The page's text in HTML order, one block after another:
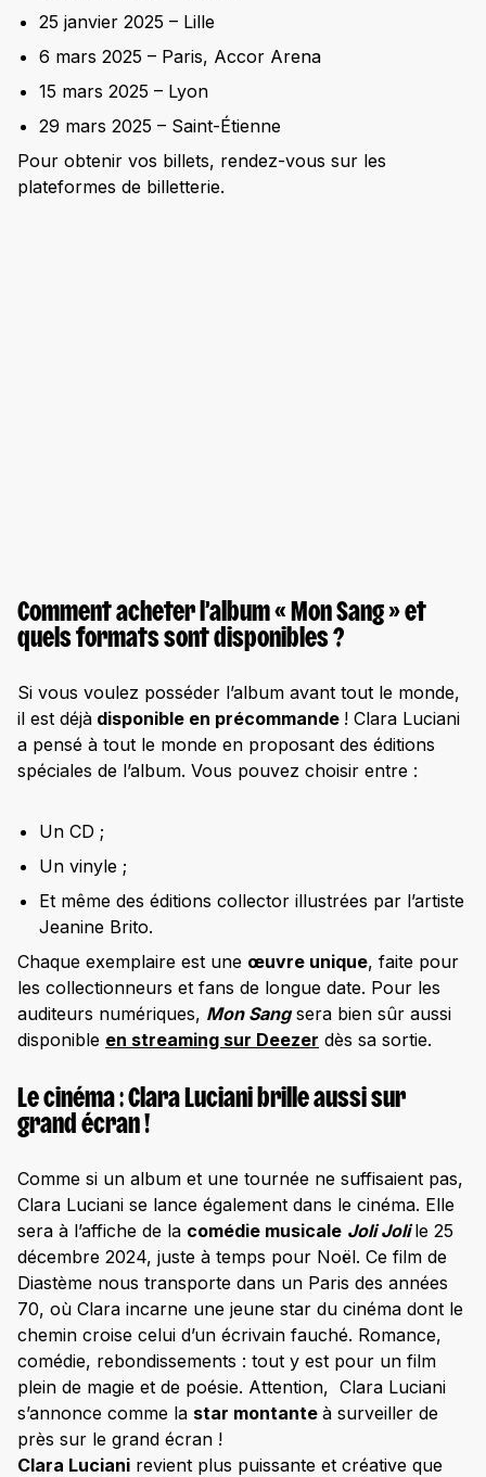
25 janvier 2025 – Lille
6 mars 2025 – Paris, Accor Arena
15 mars 2025 – Lyon
29 mars 2025 – Saint-Étienne
Pour obtenir vos billets, rendez-vous sur les
plateformes de billetterie.
Comment acheter l’album « Mon Sang » et
quels formats sont disponibles ?
Si vous voulez posséder l’album avant tout le monde,
il est déjà disponible en précommande ! Clara Luciani
a pensé à tout le monde en proposant des éditions
spéciales de l’album. Vous pouvez choisir entre :
Un CD ;
Un vinyle ;
Et même des éditions collector illustrées par l’artiste
Jeanine Brito.
Chaque exemplaire est une œuvre unique, faite pour
les collectionneurs et fans de longue date. Pour les
auditeurs numériques, Mon Sangsera bien sûr aussi
disponible en streaming sur Deezer dès sa sortie.
Le cinéma : Clara Luciani brille aussi sur
grand écran !
Comme si un album et une tournée ne suffisaient pas,
Clara Luciani se lance également dans le cinéma. Elle
sera à l’affiche de la comédie musicale Joli Jolile 25
décembre 2024, juste à temps pour Noël. Ce film de
Diastème nous transporte dans un Paris des années
70, où Clara incarne une jeune star du cinéma dont le
chemin croise celui d’un écrivain fauché. Romance,
comédie, rebondissements : tout y est pour un film
plein de magie et de poésie. Attention, Clara Luciani
s’annonce comme la star montante à surveiller de
près sur le grand écran !
Clara Luciani revient plus puissante et créative que